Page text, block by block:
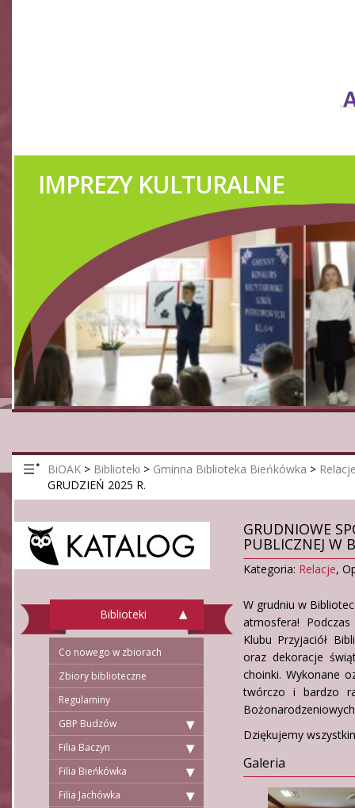
ZESPÓŁ REGIONALNY
BiOAK > Biblioteki > Gminna Biblioteka Bieńkówka >
GRUDZIEŃ 2025 R.
Biblioteki
Co nowego w zbiorach
Zbiory biblioteczne
Regulaminy
GBP Budzów
Filia Baczyn
Filia Bieńkówka
Filia Jachówka
GRUDNIOWE
PUBLICZNEJ W
Kategoria: Relacje,
W grudniu w
atmosfera!
Klubu Przyjaciół
oraz dekoracje
choinki. Wykonane
twórczo i bardzo
Dziękujemy
Galeria